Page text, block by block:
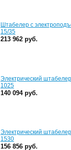
Штабелер с
15/35
213 962 руб.
Электрический
1025
140 094 руб.
Электрический
1530
156 856 руб.